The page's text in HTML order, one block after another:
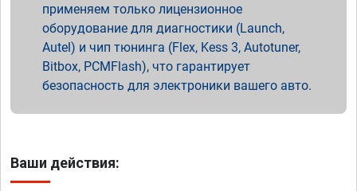
применяем только лицензионное
оборудование для диагностики (Launch,
Autel) и чип тюнинга (Flex, Kess 3, Autotuner,
Bitbox, PCMFlash), что гарантирует
безопасность для электроники вашего авто.
Ваши действия: